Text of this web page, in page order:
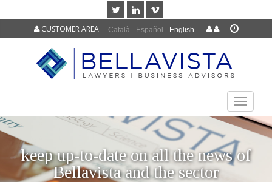
Català Español English
CUSTOMER AREA
TOGGLE
keep up-to-date on all the news of
Bellavista and the sector